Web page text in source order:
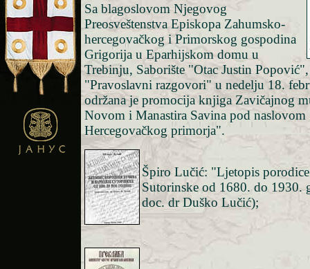
Sa blagoslovom Njegovog
Preosveštenstva Episkopa Zahumsko-
hercegovačkog i Primorskog gospodina
Grigorija u Eparhijskom domu u
Trebinju, Saborište "Otac Justin
"Pravoslavni razgovori" u nedelju 18.
održana je promocija knjiga Zavičajnog
Novom i Manastira Savina pod naslovom
Hercegovačkog primorja".
Špiro Lučić: "Ljetopis
Sutorinske od 1680. do 1930.
doc. dr Duško Lučić);